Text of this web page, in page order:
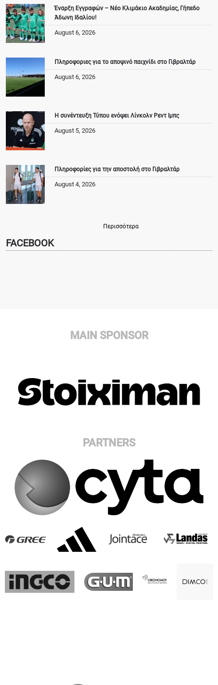
Έναρξη Εγγραφών – Νέο Κλιμάκιο Ακαδημίας, Γήπεδο
Άδωνη Ιδαλίου!
August 6, 2026
Πληροφοριες για το αποψινό παιχνίδι στο Γιβραλτάρ
August 6, 2026
Η συνέντευξη Τύπου ενόψει Λίνκολν Ρεντ Ιμπς
August 5, 2026
Πληροφορίες για την αποστολή στο Γιβραλτάρ
August 4, 2026
Περισσότερα
FACEBOOK
MAIN SPONSOR
PARTNERS